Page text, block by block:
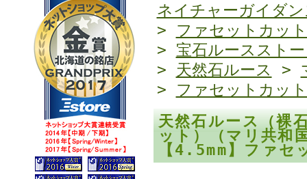
ネイチャーガイダン
> ファセットカット
> 宝石ルーススト
> 天然石ルース >
> ファセットカット
天然石ルース（裸
ット）（マリ共和
【4.5mm】ファ